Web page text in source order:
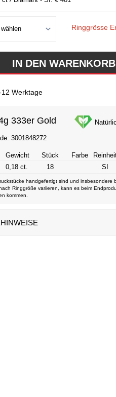
Ringgrösse
12 Werktage
333er Gold
3001848272
Gewicht Stück Farbe
0,18 ct. 18 SI
handgefertigt sind und insbesondere
Ringgröße variieren, kann es beim
kommen.